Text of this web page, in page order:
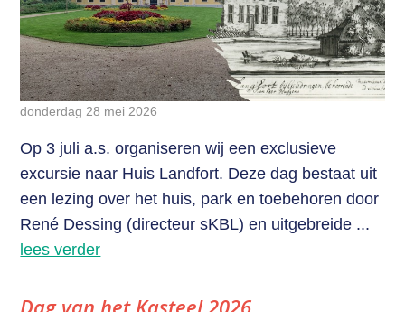
donderdag 28 mei 2026
Op 3 juli a.s. organiseren wij een exclusieve
excursie naar Huis Landfort. Deze dag bestaat uit
een lezing over het huis, park en toebehoren door
René Dessing (directeur sKBL) en uitgebreide ...
lees verder
Dag van het Kasteel 2026